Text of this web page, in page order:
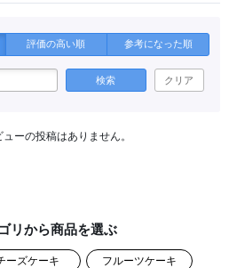
評価の高い順 参考になった順
検索 クリア
ーの投稿はありません。
リから商品を選ぶ
ーズケーキ フルーツケーキ